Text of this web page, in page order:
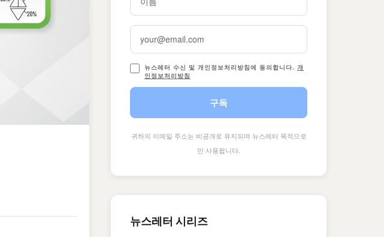
뉴스레터 수신 및 개인정보처리방침에 동의합니다. 개
인정보처리방침
구독
귀하의 이메일 주소는 비공개로 유지되며 뉴스레터 목적으로
만 사용됩니다.
뉴스레터 시리즈